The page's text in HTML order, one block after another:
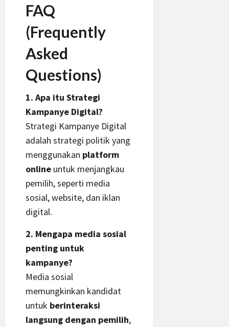
FAQ
(Frequently
Asked
Questions)
1. Apa itu Strategi
Kampanye Digital?
Strategi Kampanye Digital
adalah strategi politik yang
menggunakan platform
online untuk menjangkau
pemilih, seperti media
sosial, website, dan iklan
digital.
2. Mengapa media sosial
penting untuk
kampanye?
Media sosial
memungkinkan kandidat
untuk berinteraksi
langsung dengan pemilih,